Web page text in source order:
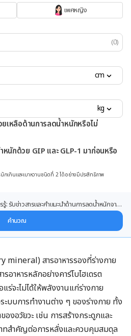
เพศหญิง
(ปี)
cm
kg
เหลือด้านการลดน้ำหนักหรือไม่
นักด้วย GIP และ GLP-1 มาก่อนหรือ
เกินและเบาหวานชนิดที่ 2 ได้อย่างมีประสิทธิภาพ
: รับข่าวสารและคำแนะนำด้านการลดน้ำหนักจาก
คำนวณ
mineral) สารอาหารรองที่ร่างกาย
าหารหลักอย่างคาร์โบไฮเดรต
ร่จะไม่ได้ให้พลังงานแก่ร่างกาย
บบการทำงานต่าง ๆ ของร่างกาย ทั้ง
งอวัยวะ เช่น การสร้างกระดูกและ
ทสำคัญต่อการหลั่งและควบคุมสมดุล